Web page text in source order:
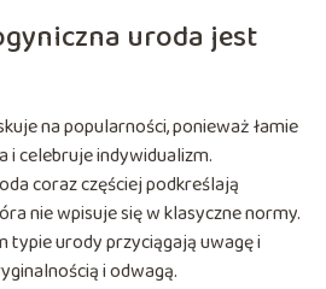
uroda jest
na popularności, ponieważ łamie
i celebruje indywidualizm.
coraz częściej podkreślają
nie wpisuje się w klasyczne normy.
typie urody przyciągają uwagę i
i odwagą.